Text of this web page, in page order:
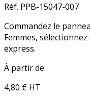
Réf. PPB-15047-007
Commandez le
Femmes,
express.
À partir de
4,80 € HT